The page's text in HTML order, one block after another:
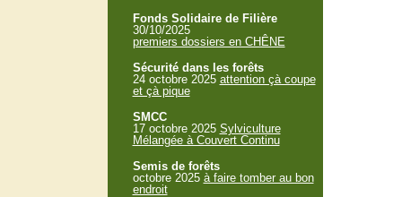
Fonds Solidaire de Filière
30/10/2025
premiers dossiers en CHÊNE
Sécurité dans les forêts
24 octobre 2025 attention çà coupe
et çà pique
SMCC
17 octobre 2025 Sylviculture
Mélangée à Couvert Continu
Semis de forêts
octobre 2025 à faire tomber au bon
endroit